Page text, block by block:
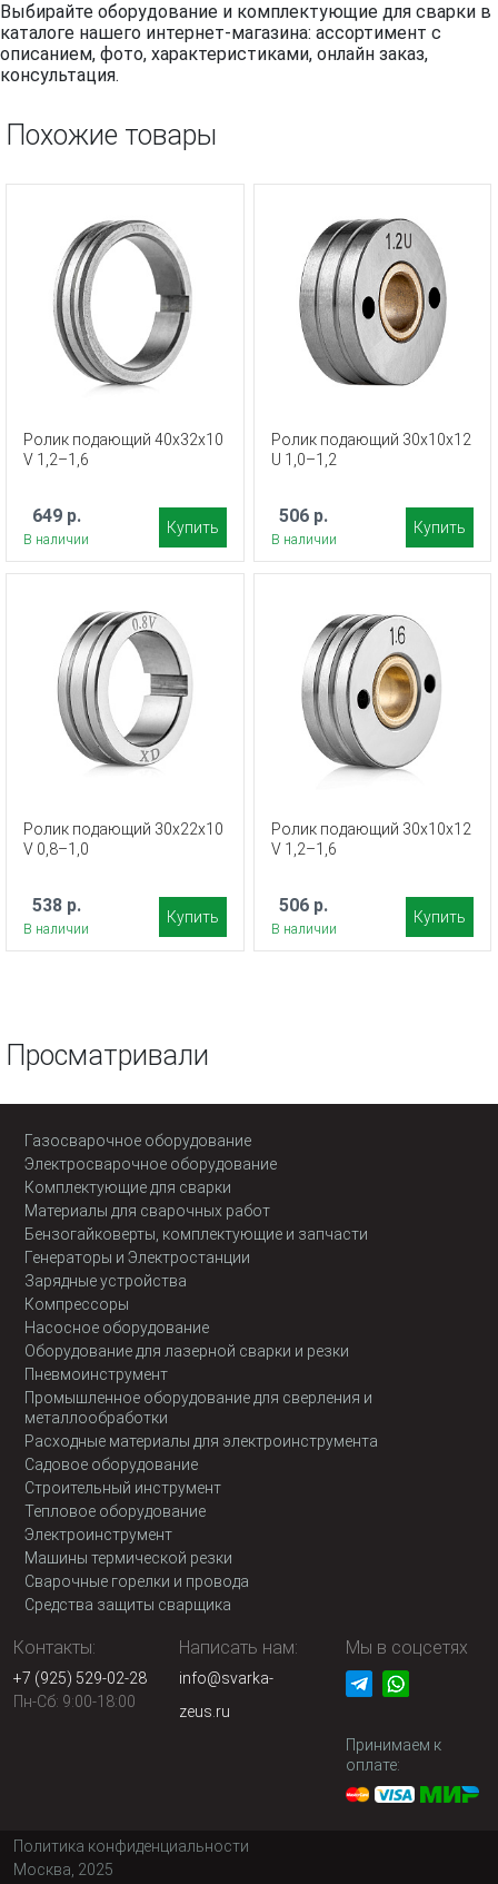
Выбирайте оборудование и комплектующие для сварки в
каталоге нашего интернет-магазина: ассортимент с
описанием, фото, характеристиками, онлайн заказ,
консультация.
Похожие товары
Ролик подающий 40х32х10
V 1,2–1,6
649 р.
В наличии
Купить
Ролик подающий 30х10х12
U 1,0–1,2
506 р.
В наличии
Купить
Ролик подающий 30х22х10
V 0,8–1,0
538 р.
В наличии
Купить
Ролик подающий 30х10х12
V 1,2–1,6
506 р.
В наличии
Купить
Просматривали
Газосварочное оборудование
Электросварочное оборудование
Комплектующие для сварки
Материалы для сварочных работ
Бензогайковерты, комплектующие и запчасти
Генераторы и Электростанции
Зарядные устройства
Компрессоры
Насосное оборудование
Оборудование для лазерной сварки и резки
Пневмоинструмент
Промышленное оборудование для сверления и
металлообработки
Расходные материалы для электроинструмента
Садовое оборудование
Строительный инструмент
Тепловое оборудование
Электроинструмент
Машины термической резки
Сварочные горелки и провода
Средства защиты сварщика
Контакты:
+7 (925) 529-02-28
Пн-Сб: 9:00-18:00
Написать нам:
info@svarka-
zeus.ru
Мы в соцсетях
Принимаем к
оплате:
Политика конфиденциальности
Москва, 2025